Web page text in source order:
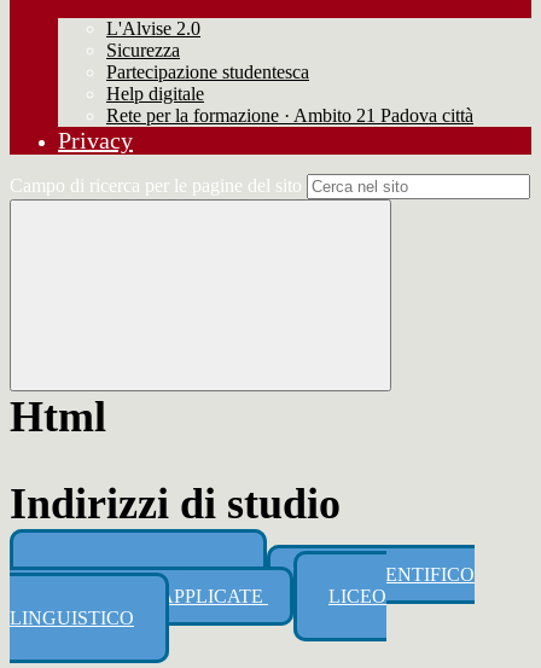
L'Alvise 2.0
Sicurezza
Partecipazione studentesca
Help digitale
Rete per la formazione · Ambito 21 Padova città
Privacy
Campo di ricerca per le pagine del sito
Html
Indirizzi di studio
LICEO SCIENTIFICO
LICEO SCIENTIFICO
opzione SCIENZE APPLICATE
LICEO
LINGUISTICO